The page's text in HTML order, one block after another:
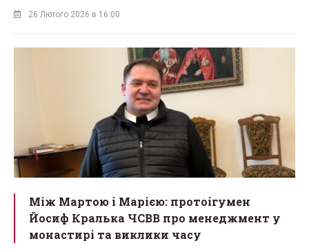
26 Лютого 2026 в 16:00
Між Мартою і Марією: протоігумен
Йосиф Кралька ЧСВВ про менеджмент у
монастирі та виклики часу